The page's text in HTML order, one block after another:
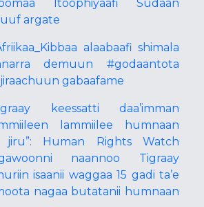
Itoophiyaafi Sudaan
argate
alaabaafi shimala
demuun #godaantota
gabaafame
keessatti daa’imman
lammiilee humnaan
jiru”: Human Rights Watch
naannoo Tigraay
isaanii waggaa 15 gadi ta’e
nagaa butatanii humnaan